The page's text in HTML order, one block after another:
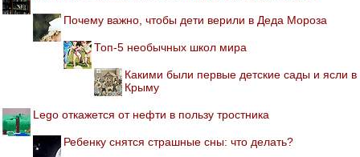
Почему важно, чтобы дети верили в Деда Мороза
Топ-5 необычных школ мира
Какими были первые детские сады и ясли в
Крыму
Lego откажется от нефти в пользу тростника
Ребенку снятся страшные сны: что делать?